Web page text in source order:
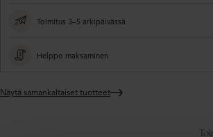
Toimitus 3–5 arkipäivässä
Helppo maksaminen
Näytä samankaltaiset tuotteet